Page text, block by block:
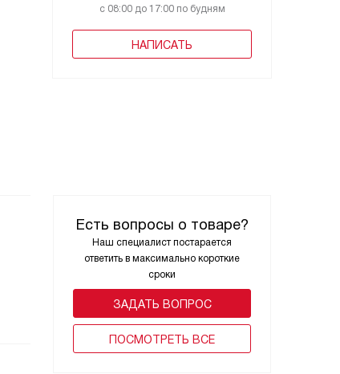
с 08:00 до 17:00 по будням
НАПИСАТЬ
Есть вопросы о товаре?
Наш специалист постарается
ответить в максимально короткие
сроки
ЗАДАТЬ ВОПРОС
ПОCМОТРЕТЬ ВСЕ